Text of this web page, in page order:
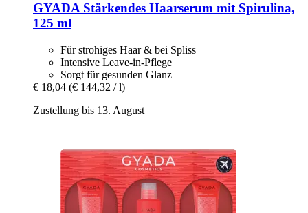
GYADAStärkendes Haarserum mit Spirulina,
125 ml
Für strohiges Haar & bei Spliss
Intensive Leave-in-Pflege
Sorgt für gesunden Glanz
€ 18,04 (€ 144,32 / l)
Zustellung bis 13. August